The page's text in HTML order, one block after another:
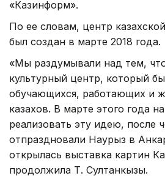
«Казинформ».
По ее словам, центр казахской
был создан в марте 2018 года.
«Мы раздумывали над тем,
культурный центр, который
обучающихся, работающих и
казахов. В марте этого года
реализовать эту идею, после
отпраздновали Наурыз в
открылась выставка картин
продолжила Т. Султанкызы.